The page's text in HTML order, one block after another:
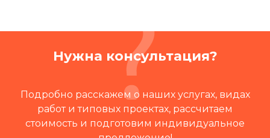
Нужна консультация?
Подробно расскажем о наших услугах, видах
работ и типовых проектах, рассчитаем
стоимость и подготовим индивидуальное